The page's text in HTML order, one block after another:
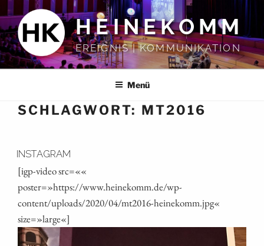
Inhalt
springen
HEINEKOMM
EREIGNIS | KOMMUNIKATION
Menü
SCHLAGWORT: MT2016
INSTAGRAM
[igp-video src=««
poster=»https://www.heinekomm.de/wp-
content/uploads/2020/04/mt2016-heinekomm.jpg«
size=»large«]